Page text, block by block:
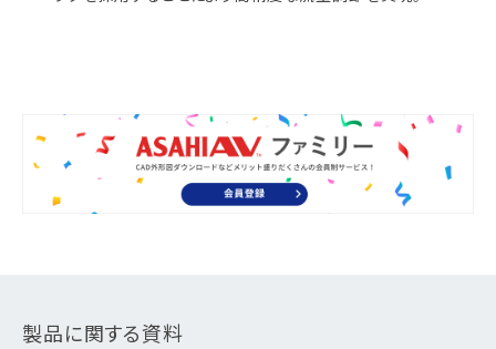
製品に関する資料